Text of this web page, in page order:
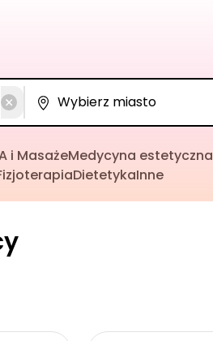
i MasażeMedycyna estetyczna
DietetykaInne